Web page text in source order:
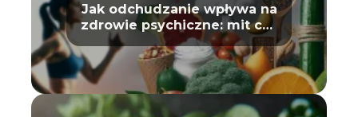
Jak odchudzanie wpływa na
zdrowie psychiczne: mit czy
prawda?